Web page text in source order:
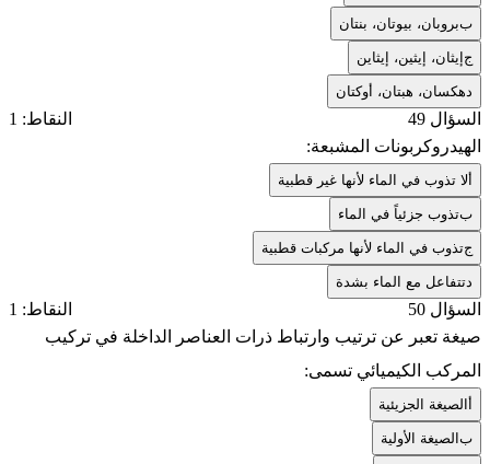
ببروبان، بيوتان، بنتان
جإيثان، إيثين، إيثاين
هكسان، هبتان، أوكتان
السؤال 49
النقاط: 1
الهيدروكربونات المشبعة:
لا تذوب في الماء لأنها غير قطبية
بتذوب جزئياً في الماء
جتذوب في الماء لأنها مركبات قطبية
تتفاعل مع الماء بشدة
السؤال 50
النقاط: 1
صيغة تعبر عن ترتيب وارتباط ذرات العناصر الداخلة في تركيب
المركب الكيميائي تسمى:
الصيغة الجزيئية
بالصيغة الأولية